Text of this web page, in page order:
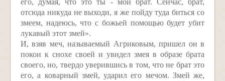
его, думая, что это ты - мой брат. Сейчас, брат,
отсюда никуда не выходи, я же пойду туда биться со
змеем, надеюсь, что с божьей помощью будет убит
лукавый этот змей».
И, взяв меч, называемый Агриковым, пришел он в
покои к снохе своей и увидел змея в образе брата
своего, но, твердо уверившись в том, что не брат это
его, а коварный змей, ударил его мечом. Змей же,